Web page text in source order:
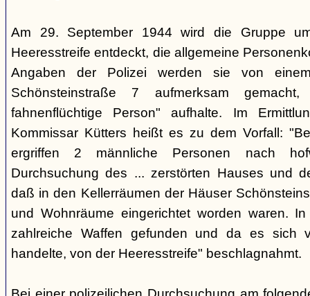
Am 29. September 1944 wird die Gruppe
Heeresstreife entdeckt, die allgemeine
Angaben der Polizei werden sie von
Schönsteinstraße 7 aufmerksam
fahnenflüchtige Person" aufhalte. Im
Kommissar Kütters heißt es zu dem Vorfall:
ergriffen 2 männliche Personen nach
Durchsuchung des ... zerstörten Hauses und
daß in den Kellerräumen der Häuser
und Wohnräume eingerichtet worden waren.
zahlreiche Waffen gefunden und da es sich
handelte, von der Heeresstreife" beschlagnahmt.